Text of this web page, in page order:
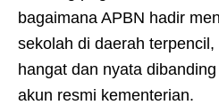
bagaimana APBN hadir
sekolah di daerah
hangat dan nyata
akun resmi kementerian.